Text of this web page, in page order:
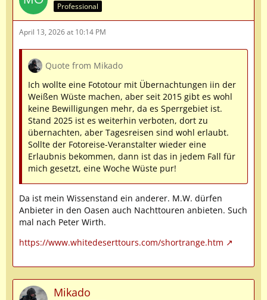
Professional
April 13, 2026 at 10:14 PM
Quote from Mikado
Ich wollte eine Fototour mit Übernachtungen iin der
Weißen Wüste machen, aber seit 2015 gibt es wohl
keine Bewilligungen mehr, da es Sperrgebiet ist.
Stand 2025 ist es weiterhin verboten, dort zu
übernachten, aber Tagesreisen sind wohl erlaubt.
Sollte der Fotoreise-Veranstalter wieder eine
Erlaubnis bekommen, dann ist das in jedem Fall für
mich gesetzt, eine Woche Wüste pur!
Da ist mein Wissenstand ein anderer. M.W. dürfen
Anbieter in den Oasen auch Nachttouren anbieten. Such
mal nach Peter Wirth.
https://www.whitedeserttours.com/shortrange.htm
Mikado